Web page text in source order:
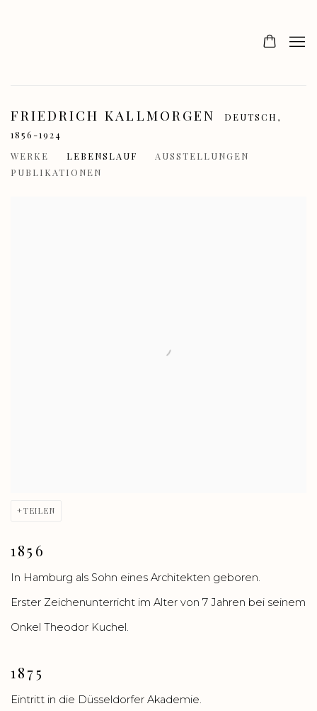
FRIEDRICH KALLMORGEN
DEUTSCH,
1856-1924
WERKE
LEBENSLAUF
AUSSTELLUNGEN
PUBLIKATIONEN
TEILEN
1856
In Hamburg als Sohn eines Architekten geboren.
Erster Zeichenunterricht im Alter von 7 Jahren bei seinem
Onkel Theodor Kuchel.
1875
Eintritt in die Düsseldorfer Akademie.